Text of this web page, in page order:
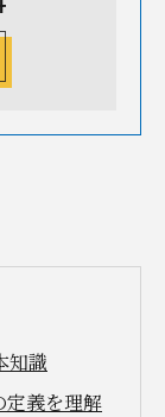
知識
定義を理解